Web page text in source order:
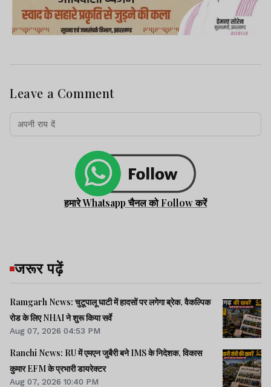
Leave a Comment
हमारे Whatsapp चैनल को Follow करें
जरूर पढ़ें
Ramgarh News: चुटूपालू घाटी में हादसों पर लगेगा ब्रेक, वैकल्पिक
रोड के लिए NHAI ने शुरू किया सर्वे
Aug 07, 2026 04:53 PM
Ranchi News: RU में एमएन जुबैरी बने IMS के निदेशक, विकास
कुमार EFM के प्रभारी डायरेक्टर
Aug 07, 2026 10:40 PM